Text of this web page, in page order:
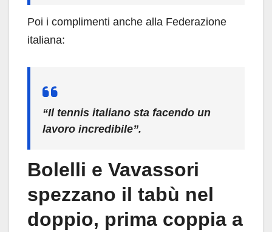
Poi i complimenti anche alla Federazione
italiana:
“Il tennis italiano sta facendo un
lavoro incredibile”.
Bolelli e Vavassori
spezzano il tabù nel
doppio, prima coppia a